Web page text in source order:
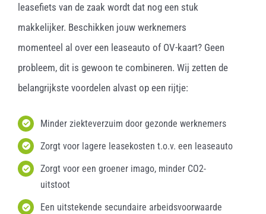
leasefiets van de zaak wordt dat nog een stuk
makkelijker. Beschikken jouw werknemers
momenteel al over een leaseauto of OV-kaart? Geen
probleem, dit is gewoon te combineren. Wij zetten de
belangrijkste voordelen alvast op een rijtje:
Minder ziekteverzuim door gezonde werknemers
Zorgt voor lagere leasekosten t.o.v. een leaseauto
Zorgt voor een groener imago, minder CO2-
uitstoot
Een uitstekende secundaire arbeidsvoorwaarde